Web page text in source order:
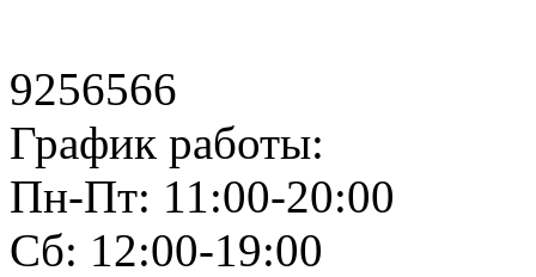
9256566
График работы:
Пн-Пт: 11:00-20:00
Сб: 12:00-19:00